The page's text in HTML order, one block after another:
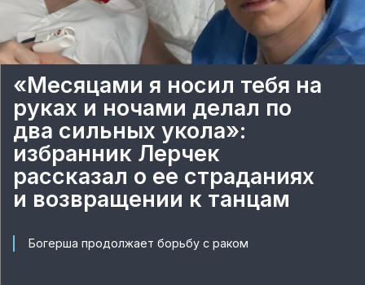
«Месяцами я носил тебя на
руках и ночами делал по
два сильных укола»:
избранник Лерчек
рассказал о ее страданиях
и возвращении к танцам
Богерша продолжает борьбу с раком